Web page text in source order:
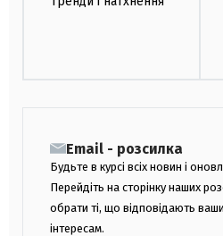
Email - розсилка
Будьте в курсі всіх новин і
Перейдіть на сторінку наших
обрати ті, що відповідають
інтересам.